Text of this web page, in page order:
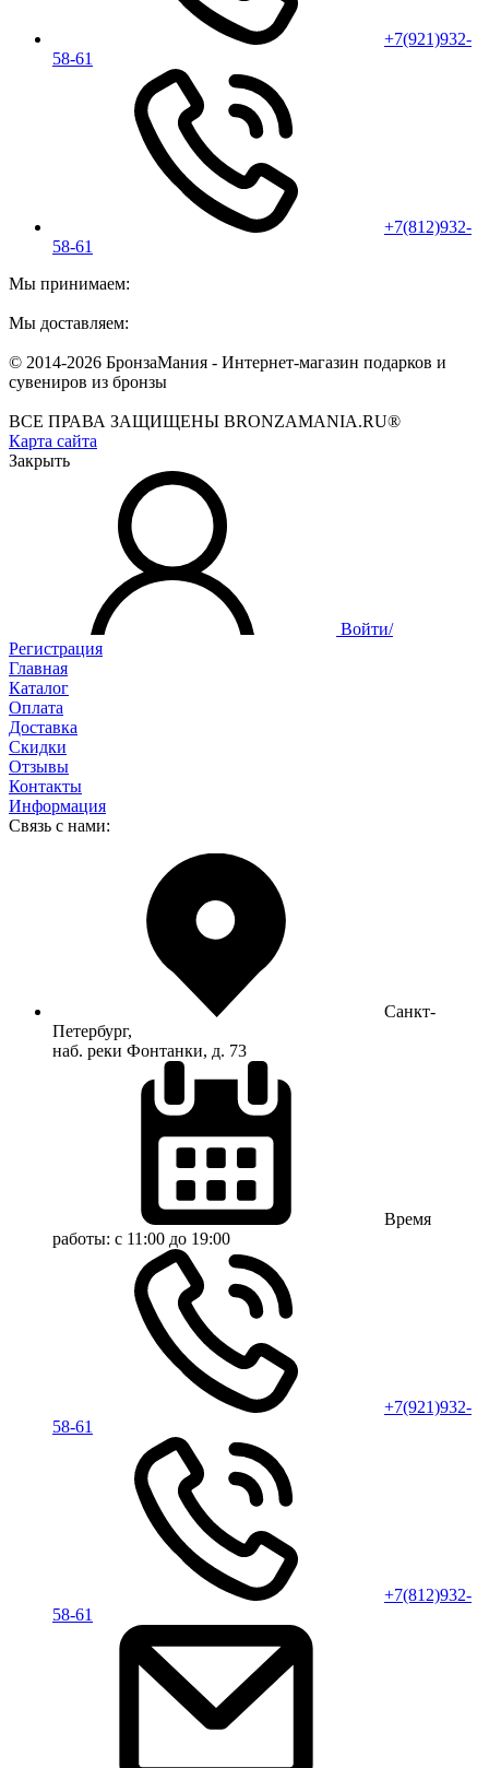
+7(921)932-
58-61
+7(812)932-
58-61
Мы принимаем:
Мы доставляем:
© 2014-2026 БронзаМания - Интернет-магазин подарков и
сувениров из бронзы
ВСЕ ПРАВА ЗАЩИЩЕНЫ BRONZAMANIA.RU®
Карта сайта
Закрыть
Войти/
Регистрация
Главная
Каталог
Оплата
Доставка
Скидки
Отзывы
Контакты
Информация
Связь с нами:
Санкт-
Петербург,
наб. реки Фонтанки, д. 73
Время
работы: с 11:00 до 19:00
+7(921)932-
58-61
+7(812)932-
58-61